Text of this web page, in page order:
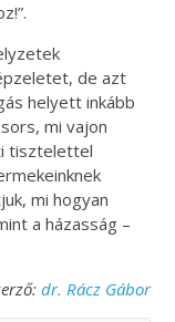
de azt
helyett inkább
mi vajon
tisztelettel
mi hogyan
a házasság –
dr. Rácz Gábor